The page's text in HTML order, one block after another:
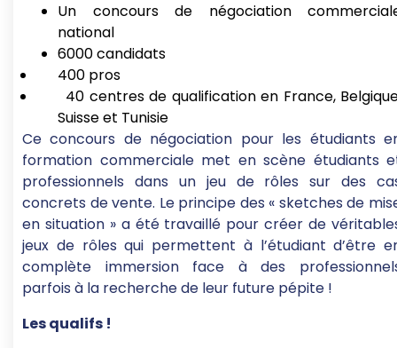
Un concours de négociation
national
6000 candidats
400 pros
40 centres de qualification en France,
Suisse et Tunisie
Ce concours de négociation pour les étudiants
formation commerciale met en scène étudiants
professionnels dans un jeu de rôles sur des
concrets de vente. Le principe des « sketches de
en situation » a été travaillé pour créer de
jeux de rôles qui permettent à l’étudiant d’être
complète immersion face à des
parfois à la recherche de leur future pépite !
Les qualifs !